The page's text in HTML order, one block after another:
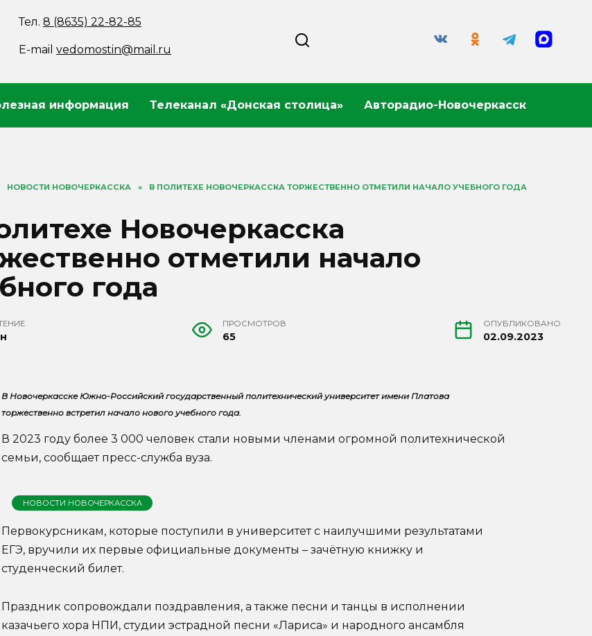
Тел.8 (8635) 22-82-85
E-mailvedomostin@mail.ru
информация Телеканал «Донская столица» Авторадио-Новочеркасск
НОВОСТИ НОВОЧЕРКАССКА » В ПОЛИТЕХЕ НОВОЧЕРКАССКА ТОРЖЕСТВЕННО ОТМЕТИЛИ НАЧАЛО УЧЕБНОГО ГОДА
Новочеркасска
отметили начало
года
ПРОСМОТРОВ
65
ОПУБЛИКОВАНО
02.09.2023
В Новочеркасске Южно-Российский государственный политехнический университет имени Платова
торжественно встретил начало нового учебного года.
В 2023 году более 3 000 человек стали новыми членами огромной политехнической
семьи, сообщает пресс-служба вуза.
НОВОСТИ НОВОЧЕРКАССКА
Первокурсникам, которые поступили в университет с наилучшими результатами
ЕГЭ, вручили их первые официальные документы – зачётную книжку и
студенческий билет.
Праздник сопровождали поздравления, а также песни и танцы в исполнении
казачьего хора НПИ, студии эстрадной песни «Лариса» и народного ансамбля